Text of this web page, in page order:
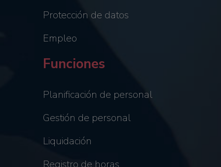
Protección de datos
Empleo
Funciones
Planificación de personal
Gestión de personal
Liquidación
Registro de horas